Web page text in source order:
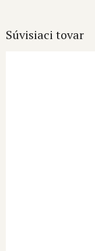
Súvisiaci tovar